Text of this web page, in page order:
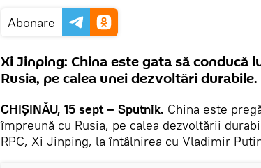
Abonare
Xi Jinping: China este gata să conducă
Rusia, pe calea unei dezvoltări durabile.
CHIȘINĂU, 15 sept – Sputnik. China este
împreună cu Rusia, pe calea dezvoltării
RPC, Xi Jinping, la întâlnirea cu Vladimir